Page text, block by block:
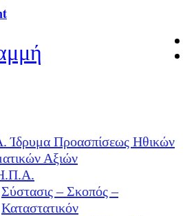
Προασπίσεως Ηθικών
Αξιών
Σύστασις – Σκοπός –
Καταστατικόν